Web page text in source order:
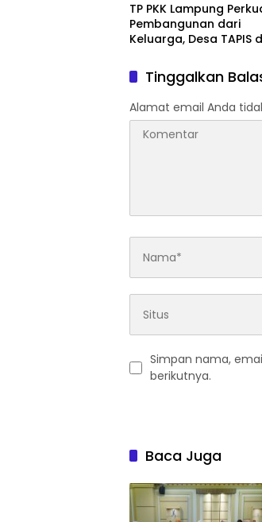
TP PKK Lampung
Pembangunan dari
Keluarga, Desa TAPIS
Diluncurkan
Tinggalkan
Alamat email Anda
Simpan nama,
berikutnya.
Baca Juga